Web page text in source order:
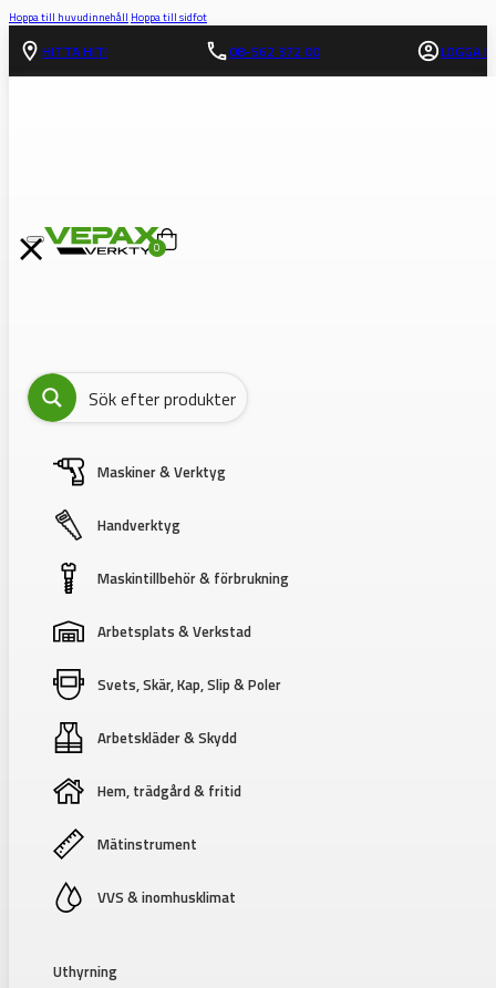
Hoppa till huvudinnehåll Hoppa till sidfot
HITTA HIT! 08-562 372 00 LOGGA IN
0
Maskiner & Verktyg
Handverktyg
Maskintillbehör & förbrukning
Arbetsplats & Verkstad
Svets, Skär, Kap, Slip & Poler
Arbetskläder & Skydd
Hem, trädgård & fritid
Mätinstrument
VVS & inomhusklimat
Uthyrning